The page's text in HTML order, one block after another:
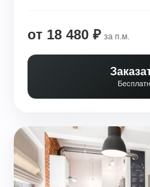
от 18 480 ₽ за п.м.